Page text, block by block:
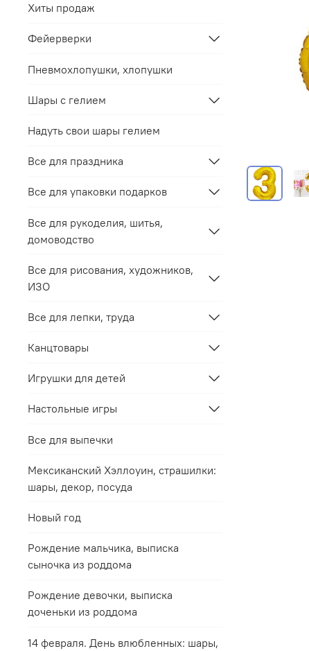
Хиты продаж
Фейерверки
Пневмохлопушки, хлопушки
Шары с гелием
Надуть свои шары гелием
Все для праздника
Все для упаковки подарков
Все для рукоделия, шитья,
домоводство
Все для рисования, художников,
ИЗО
Все для лепки, труда
Канцтовары
Игрушки для детей
Настольные игры
Все для выпечки
Мексиканский Хэллоуин, страшилки:
шары, декор, посуда
Новый год
Рождение мальчика, выписка
сыночка из роддома
Рождение девочки, выписка
доченьки из роддома
14 февраля. День влюбленных: шары,